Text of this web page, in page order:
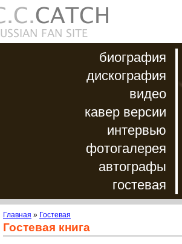
биография
дискография
видео
кавер версии
интервью
фотогалерея
автографы
гостевая
Главная » Гостевая
Гостевая книга